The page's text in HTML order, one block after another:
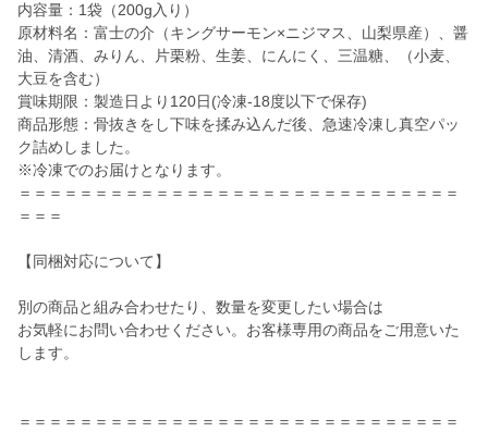
内容量：1袋（200g入り）
原材料名：富士の介（キングサーモン×ニジマス、山梨県産）、醤
油、清酒、みりん、片栗粉、生姜、にんにく、三温糖、（小麦、
大豆を含む）
賞味期限：製造日より120日(冷凍-18度以下で保存)
商品形態：骨抜きをし下味を揉み込んだ後、急速冷凍し真空パッ
ク詰めしました。
※冷凍でのお届けとなります。
＝＝＝＝＝＝＝＝＝＝＝＝＝＝＝＝＝＝＝＝＝＝＝＝＝＝＝＝＝
＝＝＝
【同梱対応について】
別の商品と組み合わせたり、数量を変更したい場合は
お気軽にお問い合わせください。お客様専用の商品をご用意いた
します。
＝＝＝＝＝＝＝＝＝＝＝＝＝＝＝＝＝＝＝＝＝＝＝＝＝＝＝＝＝